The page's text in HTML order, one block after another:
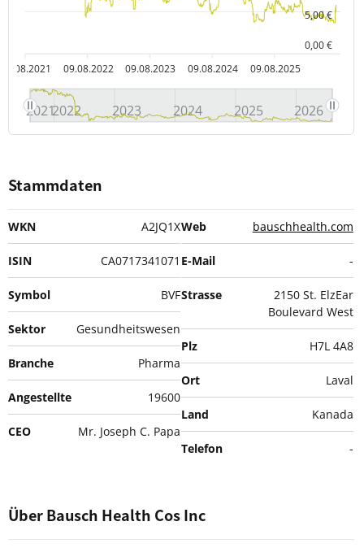
09.08.2021 09.08.2022 09.08.2023 09.08.2024 09.08.2025
0,00 €
5,00 €
20212022 2023 2024 2025 2026
Stammdaten
WKN A2JQ1X
ISIN CA0717341071
Symbol BVF
Sektor Gesundheitswesen
Branche Pharma
Angestellte 19600
CEO Mr. Joseph C. Papa
Web bauschhealth.com
E-Mail -
Strasse
2150 St. ElzEar
Boulevard West
Plz H7L 4A8
Ort Laval
Land Kanada
Telefon -
Über Bausch Health Cos Inc